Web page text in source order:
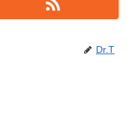
Dr.T